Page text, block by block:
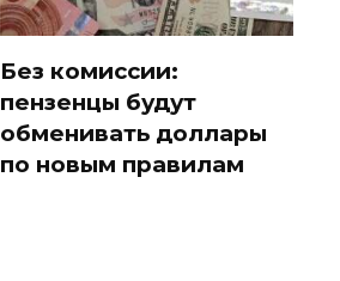
Без комиссии:
пензенцы будут
обменивать доллары
по новым правилам